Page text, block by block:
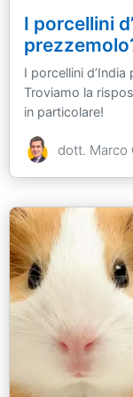
I porcellini
I porcellini
Troviamo la
in particolare!
dott. Marco